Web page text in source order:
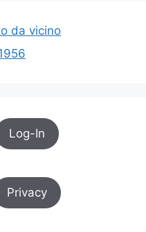
da vicino
Log-In
Privacy